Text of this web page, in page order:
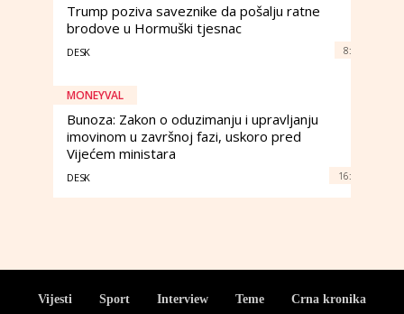
Trump poziva saveznike da pošalju ratne
brodove u Hormuški tjesnac
DESK 8:
MONEYVAL
Bunoza: Zakon o oduzimanju i upravljanju
imovinom u završnoj fazi, uskoro pred
Vijećem ministara
DESK 16:
Vijesti Sport Interview Teme Crna kronika